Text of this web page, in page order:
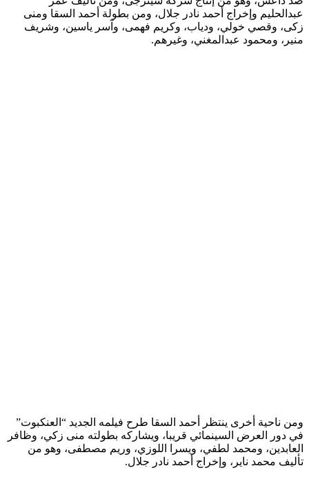
عبدالحليم وإخراج أحمد نادر جلال، ومن بطولة أحمد السقا ومنى
زكى، وقصي خولي، ودياب، وكريم فهمى، وآسر ياسين، وشريف
منير، ومحمود عبدالمغني، وغيرهم.
ومن ناحية أخرى ينتظر أحمد السقا طرح فيلمه الجديد “العنكبوت”
في دور العرض السينمائي قريبا، ويشاركه بطولته منى زكي، وظافر
العابدين، ومحمد لطفي، ويسرا اللوزي، وريم مصطفى، وهو من
تأليف محمد ناير، وإخراج أحمد نادر جلال.